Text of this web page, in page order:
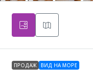
ПРОДАЖ ВИД НА МОРЕ